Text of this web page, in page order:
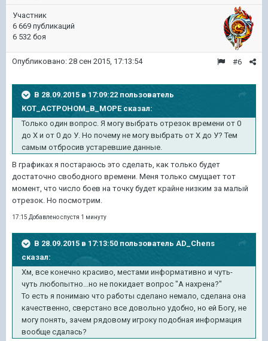
Участник
6 669 публикаций
6 532 боя
#6
Опубликовано: 28 сен 2015, 17:13:54
В 28.09.2015 в 17:09:22 пользователь
KOT_ACTPOHOM_B_MOPE сказал:
Только один вопрос. Я могу выбрать отрезок времени от 0
до Х и от 0 до У. Но почему не могу выбрать от Х до У? Тем
самым отбросив устаревшие данные.
В графиках я постараюсь это сделать, как только будет
достаточно свободного времени. Меня только смущает тот
момент, что число боев на точку будет крайне низким за малый
отрезок. Но посмотрим.
17:15 Добавлено спустя 1 минуту
В 28.09.2015 в 17:13:50 пользователь AD_Chens
сказал:
Хм, все конечно красиво, местами информативно и чуть-
чуть любопытно...но не покидает вопрос "А нахрена?"
То есть я понимаю что работы сделано немало, сделана она
качественно, сверстано все довольно удобно, но ей Богу, не
могу понять, зачем рядовому игроку подобная информация
вообще сдалась?